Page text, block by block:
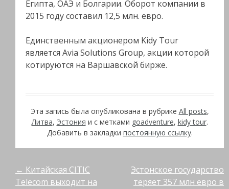
Египта, ОАЭ и Болгарии. Оборот компании в
2015 году составил 12,5 млн. евро.
Единственным акционером Kidy Tour
является Avia Solutions Group, акции которой
котируются на Варшавской бирже.
Эта запись была опубликована в рубрике All posts,
Литва, Эстония и с метками goadventure, kidy tour.
Добавить в закладки постоянную ссылку.
Post
← Китайская CITIC
Telecom выходит на
Эстонское государство
теряет 357 млн евро в